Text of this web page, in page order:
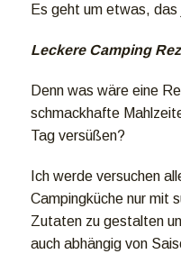
Es geht um etwas,
Leckere Camping
Denn was wäre eine
schmackhafte
Tag versüßen?
Ich werde versuchen
Campingküche nur mit
Zutaten zu gestalten
auch abhängig von